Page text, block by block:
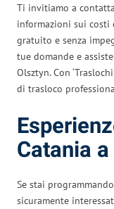
Ti invitiamo a
informazioni sui costi
gratuito e senza
tue domande e
Olsztyn. Con
di trasloco
Catania
Se stai
sicuramente